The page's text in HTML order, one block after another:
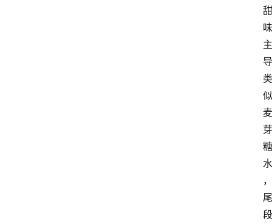
甜
味
主
导
类
似
麦
芽
糖
水
，
尾
段